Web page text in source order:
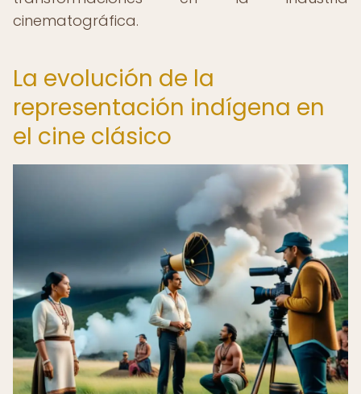
cinematográfica.
La evolución de la
representación indígena en
el cine clásico